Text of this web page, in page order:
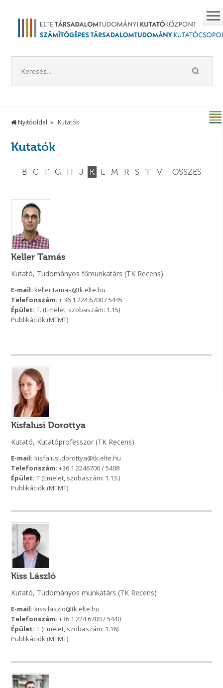
Nyitóoldal Kutatók
Kutatók
B C F G H J K L M R S T V ÖSSZES
Keller Tamás
Kutató, Tudományos főmunkatárs (TK Recens)
E-mail: keller.tamas@tk.elte.hu
Telefonszám: + 36 1 224 6700 / 5445
Épület: T. (Emelet, szobaszám: 1.15)
Publikációk (MTMT)
Kisfalusi Dorottya
Kutató, Kutatóprofesszor (TK Recens)
E-mail: kisfalusi.dorottya@tk.elte.hu
Telefonszám: +36 1 2246700 / 5408
Épület: T (Emelet, szobaszám: 1.13.)
Publikációk (MTMT)
Kiss László
Kutató, Tudományos munkatárs (TK Recens)
E-mail: kiss.laszlo@tk.elte.hu
Telefonszám: +36 1 224 6700 / 5440
Épület: T (Emelet, szobaszám: 1.16)
Publikációk (MTMT)